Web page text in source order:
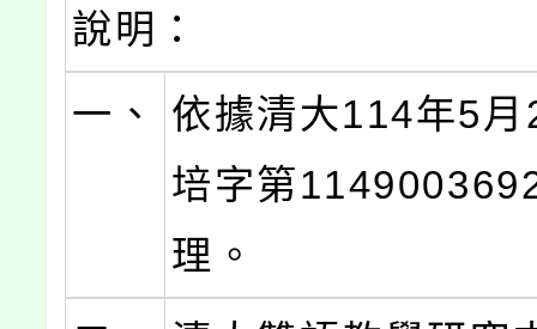
說明：
一、
依據清大114年5
培字第
理。